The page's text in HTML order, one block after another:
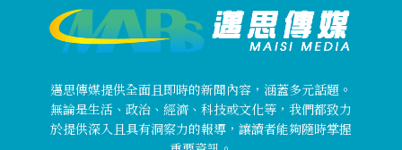
邁思傳媒提供全面且即時的新聞內容，涵蓋多元話題。
無論是生活、政治、經濟、科技或文化等，我們都致力
於提供深入且具有洞察力的報導，讓讀者能夠隨時掌握